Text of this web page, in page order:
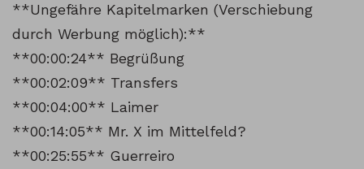
**Ungefähre Kapitelmarken (Verschiebung
durch Werbung möglich):**
**00:00:24** Begrüßung
**00:02:09** Transfers
**00:04:00** Laimer
**00:14:05** Mr. X im Mittelfeld?
**00:25:55** Guerreiro